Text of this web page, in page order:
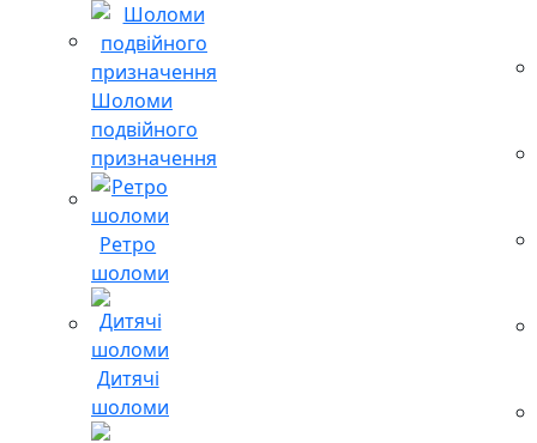
Шоломи
подвійного
призначення
Ретро
шоломи
Дитячі
шоломи